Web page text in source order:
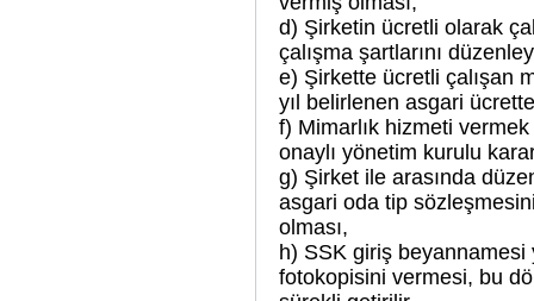
d) Şirketin ücretli olarak
çalışma şartlarını
e) Şirkette ücretli çalışan
yıl belirlenen asgari
f) Mimarlık hizmeti
onaylı yönetim kurulu
g) Şirket ile arasında
asgari oda tip
olması,
h) SSK giriş
fotokopisini vermesi, bu